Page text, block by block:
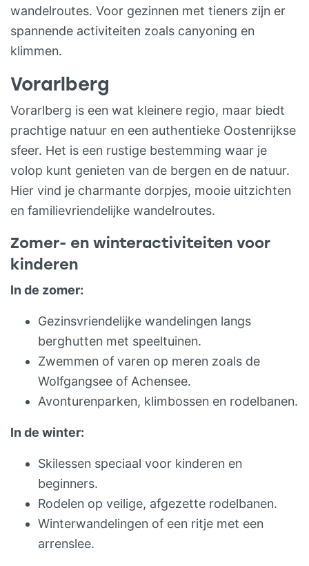
wandelroutes. Voor gezinnen met tieners zijn er
spannende activiteiten zoals canyoning en
klimmen.
Vorarlberg
Vorarlberg is een wat kleinere regio, maar biedt
prachtige natuur en een authentieke Oostenrijkse
sfeer. Het is een rustige bestemming waar je
volop kunt genieten van de bergen en de natuur.
Hier vind je charmante dorpjes, mooie uitzichten
en familievriendelijke wandelroutes.
Zomer- en winteractiviteiten voor
kinderen
In de zomer:
Gezinsvriendelijke wandelingen langs
berghutten met speeltuinen.
Zwemmen of varen op meren zoals de
Wolfgangsee of Achensee.
Avonturenparken, klimbossen en rodelbanen.
In de winter:
Skilessen speciaal voor kinderen en
beginners.
Rodelen op veilige, afgezette rodelbanen.
Winterwandelingen of een ritje met een
arrenslee.